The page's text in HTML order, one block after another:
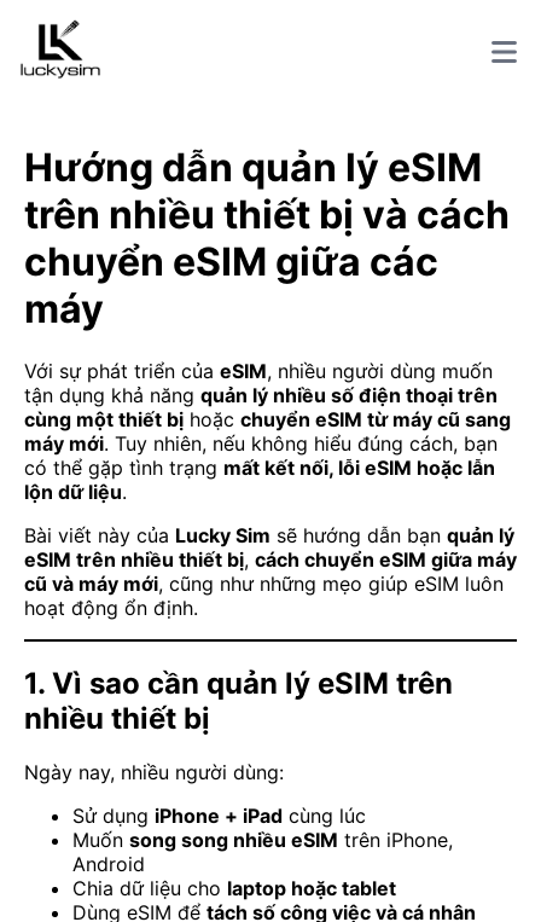
Hướng dẫn quản lý eSIM
trên nhiều thiết bị và cách
chuyển eSIM giữa các
máy
Với sự phát triển của eSIM, nhiều người dùng muốn
tận dụng khả năng quản lý nhiều số điện thoại trên
cùng một thiết bị hoặc chuyển eSIM từ máy cũ sang
máy mới. Tuy nhiên, nếu không hiểu đúng cách, bạn
có thể gặp tình trạng mất kết nối, lỗi eSIM hoặc lẫn
lộn dữ liệu.
Bài viết này của Lucky Sim sẽ hướng dẫn bạn quản lý
eSIM trên nhiều thiết bị, cách chuyển eSIM giữa máy
cũ và máy mới, cũng như những mẹo giúp eSIM luôn
hoạt động ổn định.
1. Vì sao cần quản lý eSIM trên
nhiều thiết bị
Ngày nay, nhiều người dùng:
Sử dụng iPhone + iPad cùng lúc
Muốn song song nhiều eSIM trên iPhone,
Android
Chia dữ liệu cho laptop hoặc tablet
Dùng eSIM để tách số công việc và cá nhân